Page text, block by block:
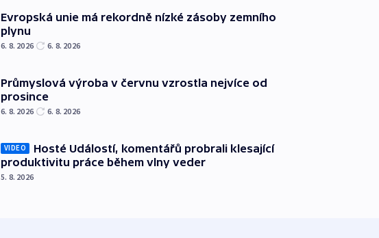
Evropská unie má rekordně nízké zásoby zemního
plynu
6. 8. 2026 6. 8. 2026
Průmyslová výroba v červnu vzrostla nejvíce od
prosince
6. 8. 2026 6. 8. 2026
VIDEO
Hosté Událostí, komentářů probrali klesající
produktivitu práce během vlny veder
5. 8. 2026